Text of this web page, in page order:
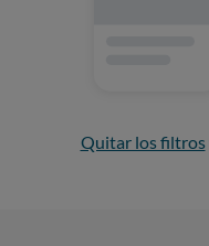
Quitar los filtros